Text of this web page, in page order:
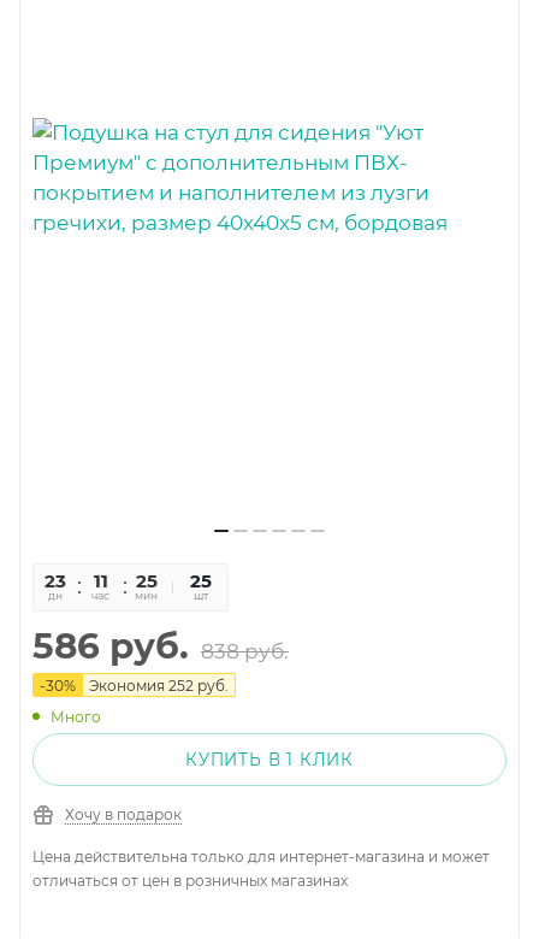
23
дн
11
час
25
мин
05
сек
25
шт
586 руб. 838руб.
-30% Экономия 252 руб.
Много
КУПИТЬ В 1 КЛИК
Хочу в подарок
Цена действительна только для интернет-магазина и может
отличаться от цен в розничных магазинах